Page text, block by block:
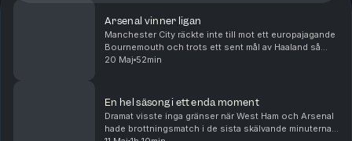
Arsenal vinner ligan
Manchester City räckte inte till mot ett europajagande
Bournemouth och trots ett sent mål av Haaland så
kunde Arsenal titulera sig ligavinnare med en omgång
20 Maj 52min
En hel säsong i ett enda moment
Dramat visste inga gränser när West Ham och Arsenal
hade brottningsmatch i de sista skälvande minuterna